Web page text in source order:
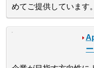
めてご提供しています。